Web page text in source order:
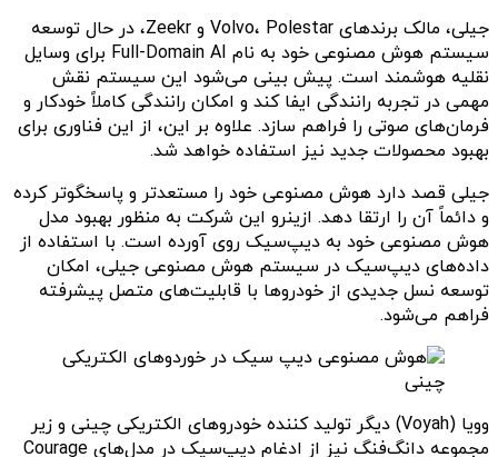
جیلی، مالک برندهای Volvo، Polestar و Zeekr، در حال توسعه
سیستم هوش مصنوعی خود به نام Full-Domain AI برای وسایل
نقلیه هوشمند است. پیش بینی می‌شود این سیستم نقش
مهمی در تجربه رانندگی ایفا کند و امکان رانندگی کاملاً خودکار و
فرمان‌های صوتی را فراهم سازد. علاوه بر این، از این فناوری برای
بهبود محصولات جدید نیز استفاده خواهد شد.
جیلی قصد دارد هوش مصنوعی خود را مستعدتر و پاسخگوتر کرده
و دائماً آن را ارتقا دهد. ازینرو این شرکت به منظور بهبود مدل
هوش مصنوعی خود به دیپ‌سیک روی آورده است. با استفاده از
داده‌های دیپ‌سیک در سیستم هوش مصنوعی جیلی، امکان
توسعه نسل جدیدی از خودروها با قابلیت‌های متصل پیشرفته
فراهم می‌شود.
وویا (Voyah) دیگر تولید کننده خودروهای الکتریکی چینی و زیر
مجموعه دانگ‌فنگ نیز از ادغام دیپ‌سیک در مدل‌های Courage